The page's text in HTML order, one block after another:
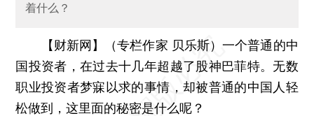
着什么？
【财新网】（专栏作家 贝乐斯）一个普通的中
国投资者，在过去十几年超越了股神巴菲特。无数
职业投资者梦寐以求的事情，却被普通的中国人轻
松做到，这里面的秘密是什么呢？